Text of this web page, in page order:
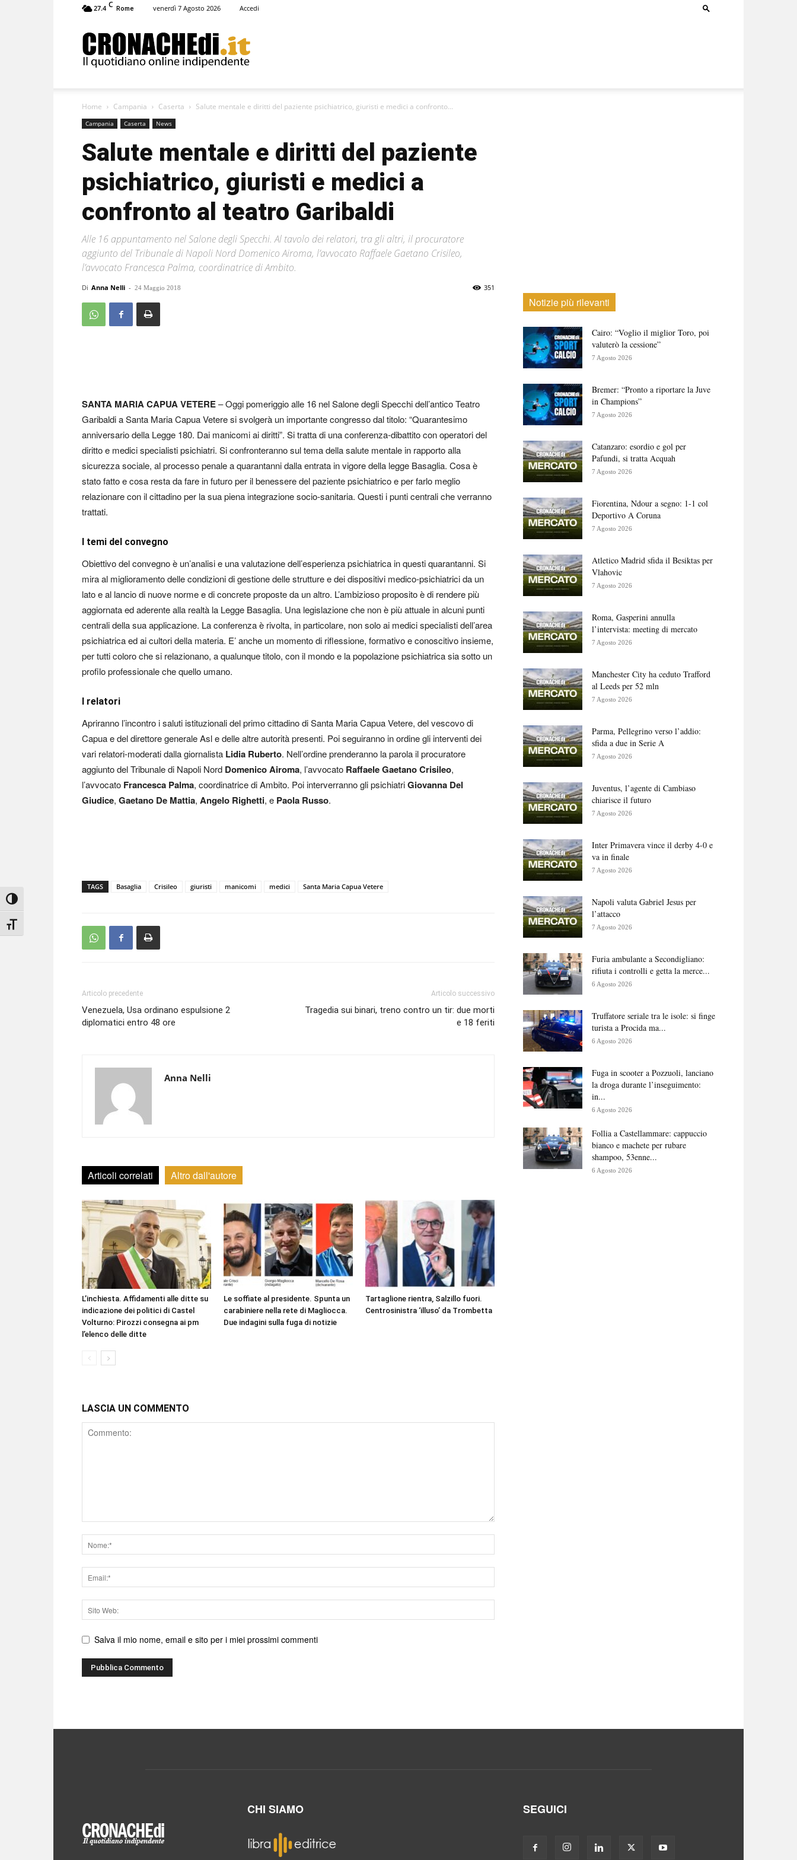
Attiva/disattiva alto contrasto
Attiva/disattiva dimensione testo
27.4 C Rome venerdì 7 Agosto 2026 Accedi
Home Campania Caserta Salute mentale e diritti del paziente psichiatrico, giuristi e medici a confronto...
Campania Caserta News
Salute mentale e diritti del paziente
psichiatrico, giuristi e medici a
confronto al teatro Garibaldi
Alle 16 appuntamento nel Salone degli Specchi. Al tavolo dei relatori, tra gli altri, il procuratore
aggiunto del Tribunale di Napoli Nord Domenico Airoma, l’avvocato Raffaele Gaetano Crisileo,
l’avvocato Francesca Palma, coordinatrice di Ambito.
Di Anna Nelli - 24 Maggio 2018 351
SANTA MARIA CAPUA VETERE– Oggi pomeriggio alle 16 nel Salone degli Specchi dell’antico Teatro
Garibaldi a Santa Maria Capua Vetere si svolgerà un importante congresso dal titolo: “Quarantesimo
anniversario della Legge 180. Dai manicomi ai diritti”. Si tratta di una conferenza-dibattito con operatori del
diritto e medici specialisti psichiatri. Si confronteranno sul tema della salute mentale in rapporto alla
sicurezza sociale, al processo penale a quarantanni dalla entrata in vigore della legge Basaglia. Cosa è
stato fatto e cosa resta da fare in futuro per il benessere del paziente psichiatrico e per farlo meglio
relazionare con il cittadino per la sua piena integrazione socio-sanitaria. Questi i punti centrali che verranno
trattati.
I temi del convegno
Obiettivo del convegno è un’analisi e una valutazione dell’esperienza psichiatrica in questi quarantanni. Si
mira al miglioramento delle condizioni di gestione delle strutture e dei dispositivi medico-psichiatrici da un
lato e al lancio di nuove norme e di concrete proposte da un altro. L’ambizioso proposito è di rendere più
aggiornata ed aderente alla realtà la Legge Basaglia. Una legislazione che non è più attuale in alcuni punti
centrali della sua applicazione. La conferenza è rivolta, in particolare, non solo ai medici specialisti dell’area
psichiatrica ed ai cultori della materia. E’ anche un momento di riflessione, formativo e conoscitivo insieme,
per tutti coloro che si relazionano, a qualunque titolo, con il mondo e la popolazione psichiatrica sia sotto un
profilo professionale che quello umano.
I relatori
Apriranno l’incontro i saluti istituzionali del primo cittadino di Santa Maria Capua Vetere, del vescovo di
Capua e del direttore generale Asl e delle altre autorità presenti. Poi seguiranno in ordine gli interventi dei
vari relatori-moderati dalla giornalista Lidia Ruberto. Nell’ordine prenderanno la parola il procuratore
aggiunto del Tribunale di Napoli Nord Domenico Airoma, l’avvocato Raffaele Gaetano Crisileo,
l’avvocato Francesca Palma, coordinatrice di Ambito. Poi interverranno gli psichiatriGiovanna Del
Giudice, Gaetano De Mattia, Angelo Righetti, e Paola Russo.
TAGS Basaglia Crisileo giuristi manicomi medici Santa Maria Capua Vetere
Articolo precedente
Venezuela, Usa ordinano espulsione 2
diplomatici entro 48 ore
Articolo successivo
Tragedia sui binari, treno contro un tir: due morti
e 18 feriti
Anna Nelli
Articoli correlati Altro dall'autore
L’inchiesta. Affidamenti alle ditte su
indicazione dei politici di Castel
Volturno: Pirozzi consegna ai pm
l’elenco delle ditte
Le soffiate al presidente. Spunta un
carabiniere nella rete di Magliocca.
Due indagini sulla fuga di notizie
Tartaglione rientra, Salzillo fuori.
Centrosinistra ‘illuso’ da Trombetta
LASCIA UN COMMENTO
Comment
Nome
Email
Sito
web
Salva il mio nome, email e sito per i miei prossimi commenti
Notizie più rilevanti
Cairo: “Voglio il miglior Toro, poi
valuterò la cessione”
7 Agosto 2026
Bremer: “Pronto a riportare la Juve
in Champions”
7 Agosto 2026
Catanzaro: esordio e gol per
Pafundi, si tratta Acquah
7 Agosto 2026
Fiorentina, Ndour a segno: 1-1 col
Deportivo A Coruna
7 Agosto 2026
Atletico Madrid sfida il Besiktas per
Vlahovic
7 Agosto 2026
Roma, Gasperini annulla
l’intervista: meeting di mercato
7 Agosto 2026
Manchester City ha ceduto Trafford
al Leeds per 52 mln
7 Agosto 2026
Parma, Pellegrino verso l’addio:
sfida a due in Serie A
7 Agosto 2026
Juventus, l’agente di Cambiaso
chiarisce il futuro
7 Agosto 2026
Inter Primavera vince il derby 4-0 e
va in finale
7 Agosto 2026
Napoli valuta Gabriel Jesus per
l’attacco
7 Agosto 2026
Furia ambulante a Secondigliano:
rifiuta i controlli e getta la merce...
6 Agosto 2026
Truffatore seriale tra le isole: si finge
turista a Procida ma...
6 Agosto 2026
Fuga in scooter a Pozzuoli, lanciano
la droga durante l’inseguimento:
in...
6 Agosto 2026
Follia a Castellammare: cappuccio
bianco e machete per rubare
shampoo, 53enne...
6 Agosto 2026
CHI SIAMO SEGUICI